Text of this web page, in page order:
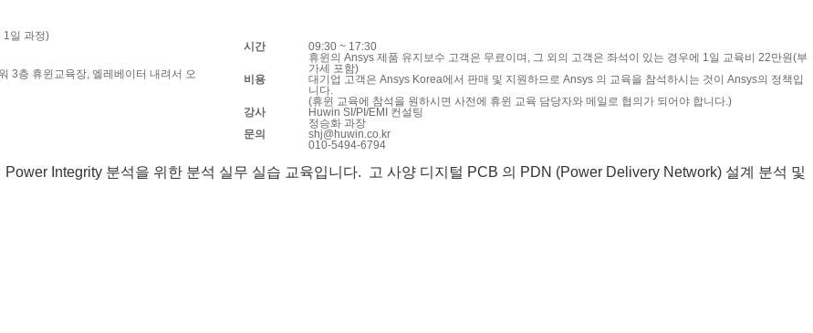
1일 과정)
시간 09:30 ~ 17:30
3층 휴윈교육장, 엘레베이터 내려서 오
비용
휴윈의 Ansys 제품 유지보수 고객은 무료이며, 그 외의 고객은 좌석이 있는 경우에 1일 교육비 22만원(부
가세 포함)
대기업 고객은 Ansys Korea에서 판매 및 지원하므로 Ansys 의 교육을 참석하시는 것이 Ansys의 정책입
니다.
(휴윈 교육에 참석을 원하시면 사전에 휴윈 교육 담당자와 메일로 협의가 되어야 합니다.)
강사
Huwin SI/PI/EMI 컨설팅
문의
정승화 과장
shj@huwin.co.kr
010-5494-6794
Integrity 분석을 위한 분석 실무 실습 교육입니다. 고 사양 디지털 PCB 의 PDN (Power Delivery Network) 설계 분석 및